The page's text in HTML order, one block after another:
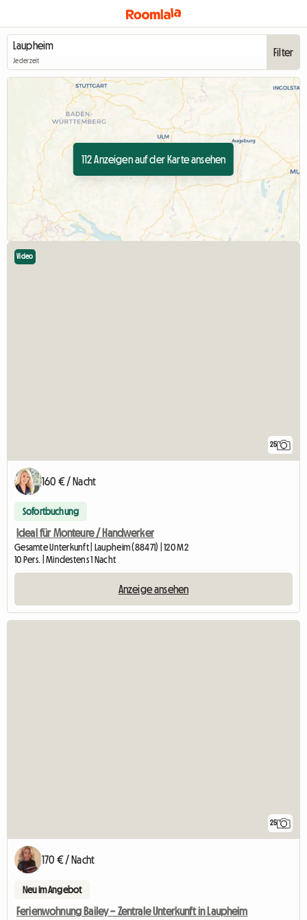
Jederzeit
Filter
112 Anzeigen auf der Karte ansehen
25
Video
160 € / Nacht
Sofortbuchung
Ideal für Monteure / Handwerker
Gesamte Unterkunft | Laupheim (88471) | 120 M2
10 Pers. | Mindestens 1 Nacht
Anzeige ansehen
25
170 € / Nacht
Neu im Angebot
Ferienwohnung Bailey – Zentrale Unterkunft in Laupheim